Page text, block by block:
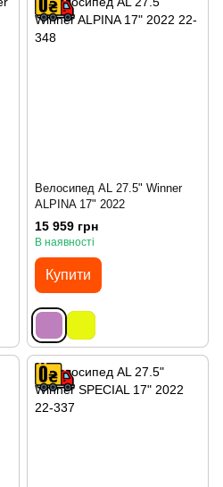
Велосипед AL 27.5" Winner
ALPINA 17" 2022
15 959 грн
В наявності
Купити